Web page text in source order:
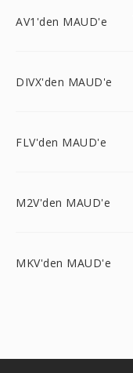
AV1'den MAUD'e
DIVX'den MAUD'e
FLV'den MAUD'e
M2V'den MAUD'e
MKV'den MAUD'e